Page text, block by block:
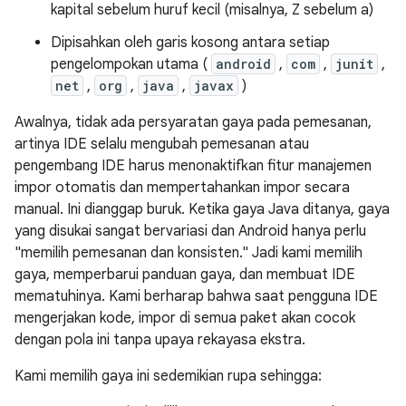
kapital sebelum huruf kecil (misalnya, Z sebelum a)
Dipisahkan oleh garis kosong antara setiap
pengelompokan utama ( android , com , junit ,
net , org , java , javax )
Awalnya, tidak ada persyaratan gaya pada pemesanan,
artinya IDE selalu mengubah pemesanan atau
pengembang IDE harus menonaktifkan fitur manajemen
impor otomatis dan mempertahankan impor secara
manual. Ini dianggap buruk. Ketika gaya Java ditanya, gaya
yang disukai sangat bervariasi dan Android hanya perlu
"memilih pemesanan dan konsisten." Jadi kami memilih
gaya, memperbarui panduan gaya, dan membuat IDE
mematuhinya. Kami berharap bahwa saat pengguna IDE
mengerjakan kode, impor di semua paket akan cocok
dengan pola ini tanpa upaya rekayasa ekstra.
Kami memilih gaya ini sedemikian rupa sehingga: